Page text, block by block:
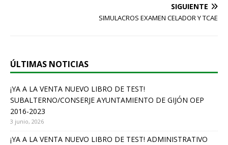
k
SIGUIENTE
SIMULACROS EXAMEN CELADOR Y TCAE
ÚLTIMAS NOTICIAS
¡YA A LA VENTA NUEVO LIBRO DE TEST!
SUBALTERNO/CONSERJE AYUNTAMIENTO DE GIJÓN OEP
2016-2023
3 junio, 2026
¡YA A LA VENTA NUEVO LIBRO DE TEST! ADMINISTRATIVO